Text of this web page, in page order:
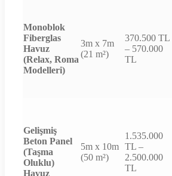
Monoblok
Fiberglas
Havuz
(Relax, Roma
Modelleri)
3m x 7m
(21 m²)
370.500 TL
– 570.000
TL
Gelişmiş
Beton Panel
(Taşma
Oluklu)
Havuz
5m x 10m
(50 m²)
1.535.000
TL –
2.500.000
TL